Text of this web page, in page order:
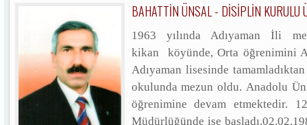
BAHATTİN ÜNSAL - DİSİPLİN KURULU
1963 yılında Adıyaman İli
kikan köyünde, Orta öğrenimini
Adıyaman lisesinde
okulunda mezun oldu. Anadolu
öğrenimine devam etmektedir.
Müdürlüğünde işe